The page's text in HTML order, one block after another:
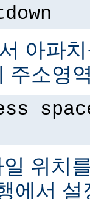
아파
주소영
위치
에서